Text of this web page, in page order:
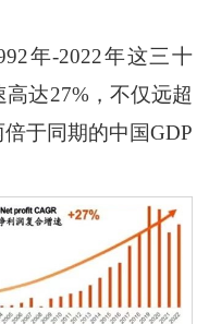
年-2022年这三十
达27%，不仅远超
于同期的中国GDP